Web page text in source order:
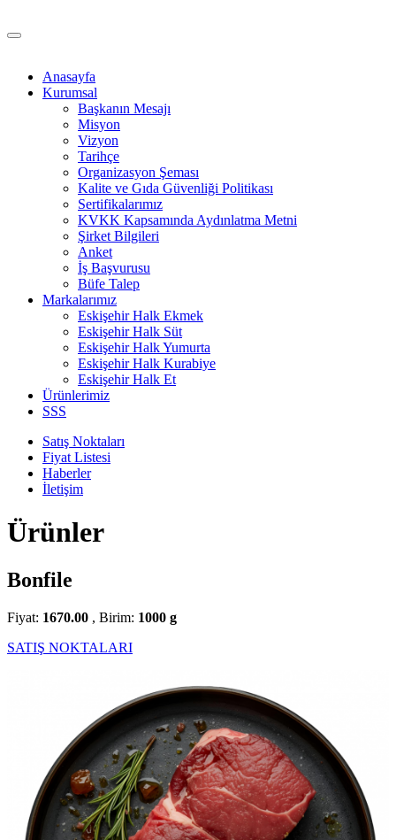
Anasayfa
Kurumsal
Başkanın Mesajı
Misyon
Vizyon
Tarihçe
Organizasyon Şeması
Kalite ve Gıda Güvenliği Politikası
Sertifikalarımız
KVKK Kapsamında Aydınlatma Metni
Şirket Bilgileri
Anket
İş Başvurusu
Büfe Talep
Markalarımız
Eskişehir Halk Ekmek
Eskişehir Halk Süt
Eskişehir Halk Yumurta
Eskişehir Halk Kurabiye
Eskişehir Halk Et
Ürünlerimiz
SSS
Satış Noktaları
Fiyat Listesi
Haberler
İletişim
Ürünler
Bonfile
Fiyat: 1670.00 , Birim: 1000 g
SATIŞ NOKTALARI